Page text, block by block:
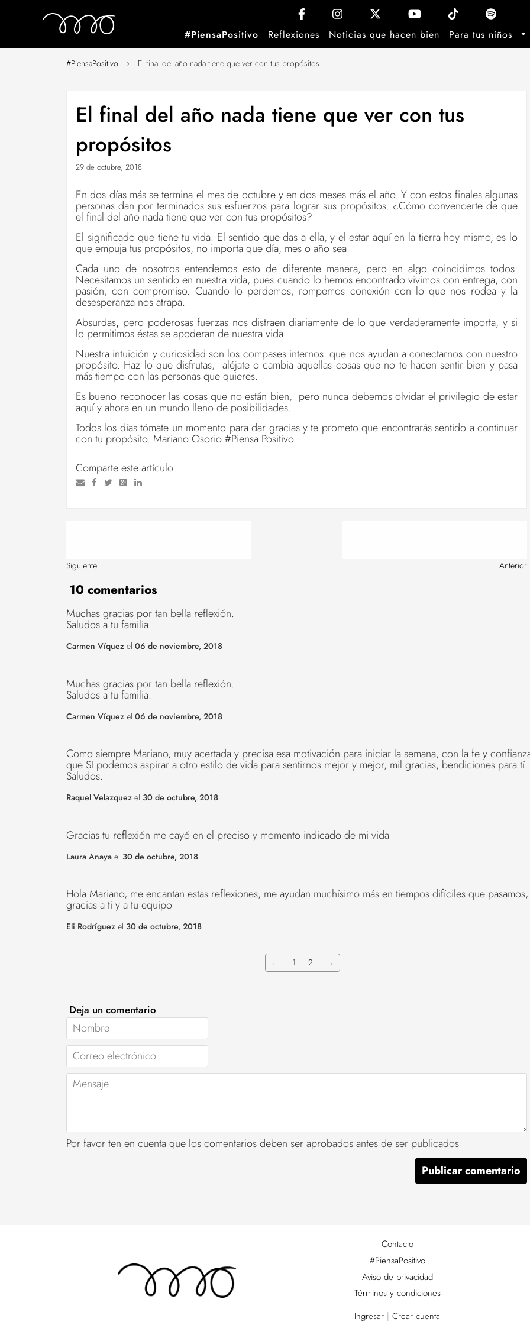
#PiensaPositivo Reflexiones Noticias que hacen bien Para tus niños
#PiensaPositivo › El final del año nada tiene que ver con tus propósitos
El final del año nada tiene que ver con tus
propósitos
29 de octubre, 2018
En dos días más se termina el mes de octubre y en dos meses más el año. Y con estos finales algunas
personas dan por terminados sus esfuerzos para lograr sus propósitos. ¿Cómo convencerte de que
el final del año nada tiene que ver con tus propósitos?
El significado que tiene tu vida. El sentido que das a ella, y el estar aquí en la tierra hoy mismo, es lo
que empuja tus propósitos, no importa que día, mes o año sea.
Cada uno de nosotros entendemos esto de diferente manera, pero en algo coincidimos todos:
Necesitamos un sentido en nuestra vida, pues cuando lo hemos encontrado vivimos con entrega, con
pasión, con compromiso. Cuando lo perdemos, rompemos conexión con lo que nos rodea y la
desesperanza nos atrapa.
Absurdas, pero poderosas fuerzas nos distraen diariamente de lo que verdaderamente importa, y si
lo permitimos éstas se apoderan de nuestra vida.
Nuestra intuición y curiosidad son los compases internos que nos ayudan a conectarnos con nuestro
propósito. Haz lo que disfrutas, aléjate o cambia aquellas cosas que no te hacen sentir bien y pasa
más tiempo con las personas que quieres.
Es bueno reconocer las cosas que no están bien, pero nunca debemos olvidar el privilegio de estar
aquí y ahora en un mundo lleno de posibilidades.
Todos los días tómate un momento para dar gracias y te prometo que encontrarás sentido a continuar
con tu propósito. Mariano Osorio #Piensa Positivo
Comparte este artículo
Anterior
Siguiente
10 comentarios
Muchas gracias por tan bella reflexión.
Saludos a tu familia.
Carmen Víquez el 06 de noviembre, 2018
Muchas gracias por tan bella reflexión.
Saludos a tu familia.
Carmen Víquez el 06 de noviembre, 2018
Como siempre Mariano, muy acertada y precisa esa motivación para iniciar la semana, con la fe y
que SI podemos aspirar a otro estilo de vida para sentirnos mejor y mejor, mil gracias, bendiciones para tí
Saludos.
Raquel Velazquez el 30 de octubre, 2018
Gracias tu reflexión me cayó en el preciso y momento indicado de mi vida
Laura Anaya el 30 de octubre, 2018
Hola Mariano, me encantan estas reflexiones, me ayudan muchísimo más en tiempos difíciles que pasamos,
gracias a ti y a tu equipo
Eli Rodríguez el 30 de octubre, 2018
← 1 2 →
Deja un comentario
Nombre
Correo
electrónico
Mensaje
Por favor ten en cuenta que los comentarios deben ser aprobados antes de ser publicados
Contacto
#PiensaPositivo
Aviso de privacidad
Términos y condiciones
Ingresar |Crear cuenta